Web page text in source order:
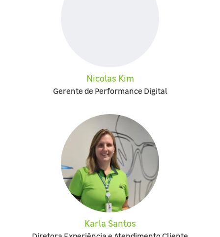
Nicolas Kim
Gerente de Performance Digital
Karla Santos